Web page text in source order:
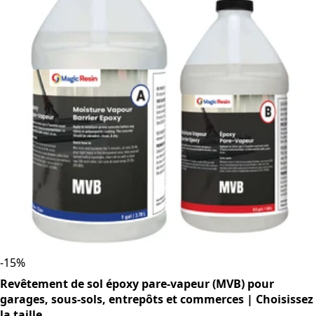
-15%
Revêtement de sol époxy pare-vapeur (MVB) pour
garages, sous-sols, entrepôts et commerces | Choisissez